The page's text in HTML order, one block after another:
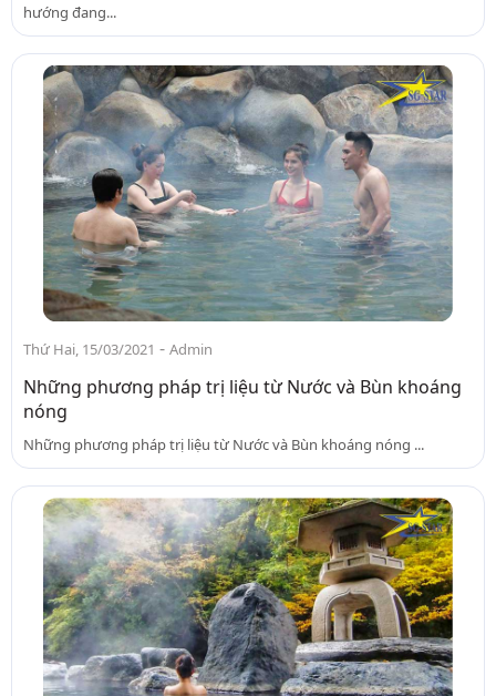
hướng đang...
Thứ Hai, 15/03/2021 - Admin
Những phương pháp trị liệu từ Nước và Bùn khoáng
nóng
Những phương pháp trị liệu từ Nước và Bùn khoáng nóng ...